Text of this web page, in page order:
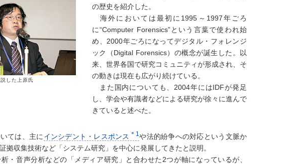
した上原氏
の歴史を紹介した。
海外においては最初に1995～1997年ごろ
に“Computer Forensics”という言葉で使われ始
め、2000年ごろになってデジタル・フォレンジ
ック（Digital Forensics）の概念が誕生した。以
来、世界各国で研究コミュニティが形成され、そ
の動きは現在も広がり続けている。
また国内についても、2004年にはIDFが発足
し、学会や有識者などによる研究が徐々に進んで
きていると述べた。
ては、主に インシデント・レスポンス ＊1 や法的紛争への対応という文脈か
拠収集技術など「システム研究」を中心に発展してきたと説明。
・音声分析などの「メディア研究」と合わせた2つが軸になっているが、